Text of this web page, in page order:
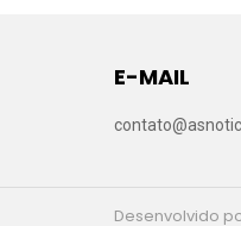
E-MAIL
Desenvolvido